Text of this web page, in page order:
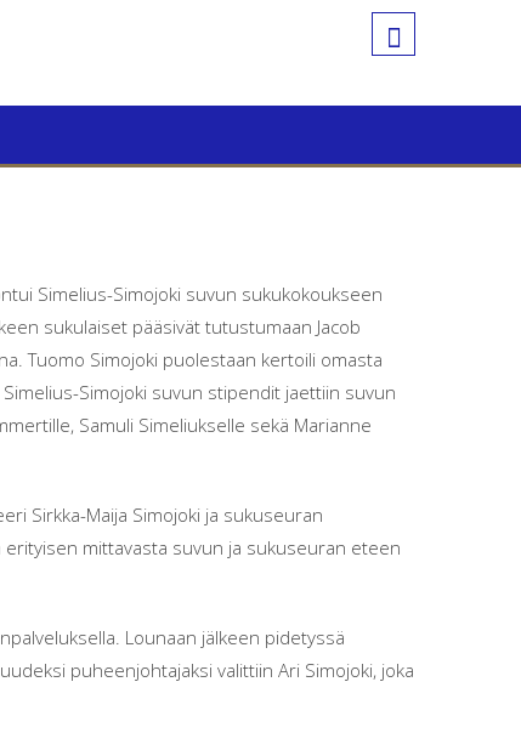
Simelius-Simojoki suvun sukukokoukseen
sukulaiset pääsivät tutustumaan Jacob
Tuomo Simojoki puolestaan kertoili omasta
Simojoki suvun stipendit jaettiin suvun
Samuli Simeliukselle sekä Marianne
Sirkka-Maija Simojoki ja sukuseuran
mittavasta suvun ja sukuseuran eteen
Lounaan jälkeen pidetyssä
puheenjohtajaksi valittiin Ari Simojoki, joka